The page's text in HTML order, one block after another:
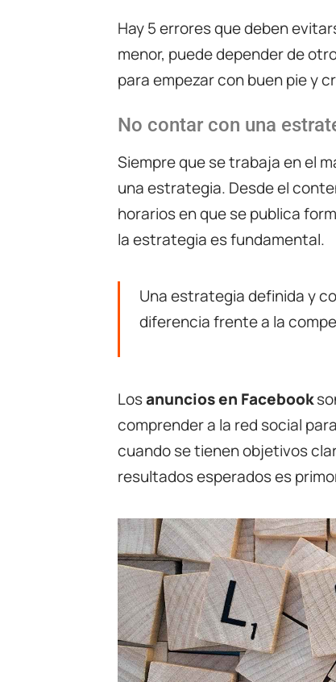
Hay 5 errores que deben
menor, puede depender de
para empezar con buen pie y
No contar con una
Siempre que se trabaja en el
una estrategia. Desde el
horarios en que se publica
la estrategia es fundamental.
Una estrategia definida y
diferencia frente a la
Losanuncios en Facebook
comprender a la red social
cuando se tienen objetivos
resultados esperados es